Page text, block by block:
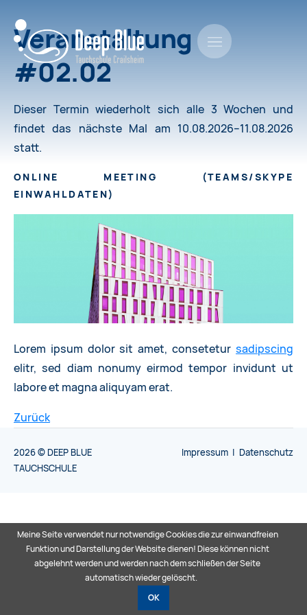
Veranstaltung
#02.02
Dieser Termin wiederholt sich alle 3 Wochen und
findet das nächste Mal am 10.08.2026–11.08.2026
statt.
ONLINE MEETING (TEAMS/SKYPE
EINWAHLDATEN)
Lorem ipsum dolor sit amet, consetetur sadipscing
elitr, sed diam nonumy eirmod tempor invidunt ut
labore et magna aliquyam erat.
Zurück
2026 © DEEP BLUE
TAUCHSCHULE
Impressum | Datenschutz
Meine Seite verwendet nur notwendige Cookies die zur einwandfreien
Funktion und Darstellung der Website dienen! Diese können nicht
abgelehnt werden und werden nach dem schließen der Seite
automatisch wieder gelöscht.
OK